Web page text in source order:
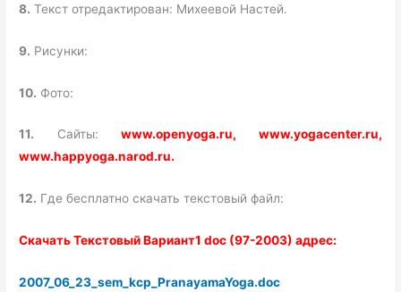
8. Текст отредактирован: Михеевой Настей.
9. Рисунки:
10. Фото:
11. Сайты:www.openyoga.ru, www.yogacenter.ru,
www.happyoga.narod.ru.
12. Где бесплатно скачать текстовый файл:
Скачать Текстовый Вариант1 doc (97-2003) адрес:
2007_06_23_sem_kcp_PranayamaYoga.doc